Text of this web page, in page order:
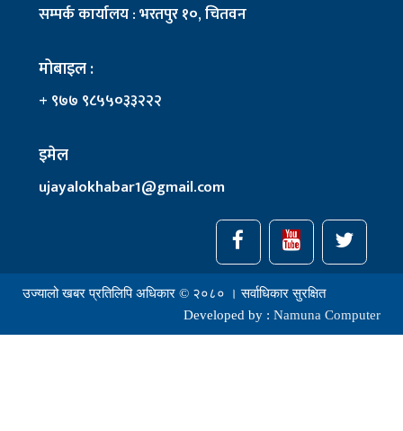
सम्पर्क कार्यालय : भरतपुर १०, चितवन
मोबाइल :
+ ९७७ ९८५५०३३२२२
इमेल
ujayalokhabar1@gmail.com
उज्यालो खबर प्रतिलिपि अधिकार © २०८० । सर्वाधिकार सुरक्षित
Developed by : Namuna Computer